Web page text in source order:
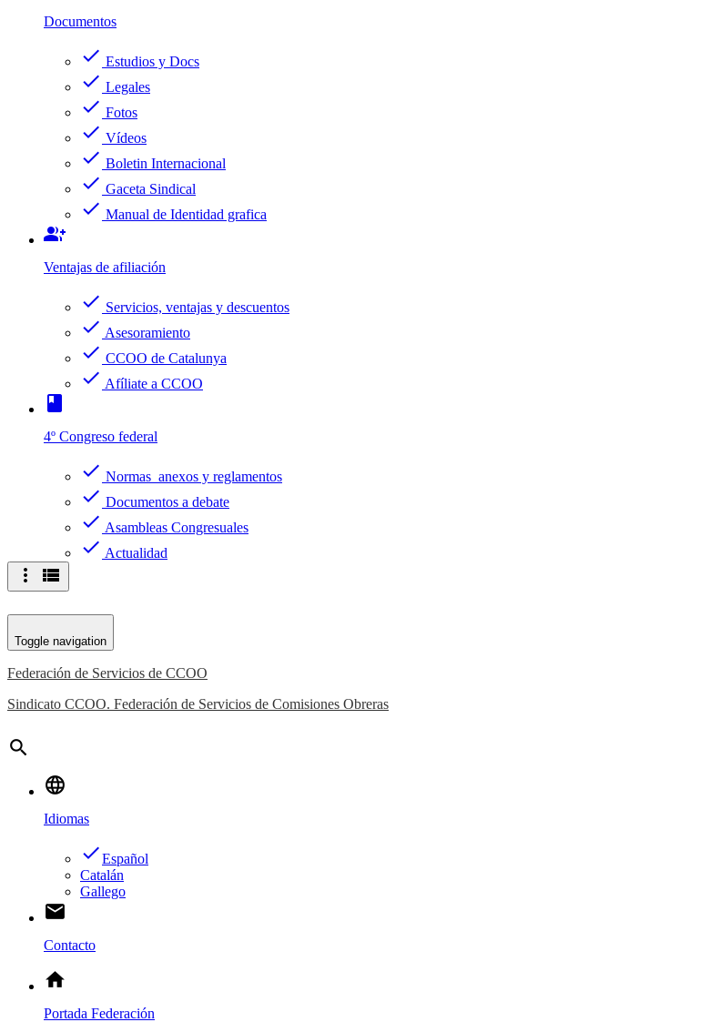
Documentos
check Estudios y Docs
check Legales
check Fotos
check Vídeos
check Boletin Internacional
check Gaceta Sindical
check Manual de Identidad grafica
group_add
Ventajas de afiliación
check Servicios, ventajas y descuentos
check Asesoramiento
check CCOO de Catalunya
check Afíliate a CCOO
book
4º Congreso federal
check Normas anexos y reglamentos
check Documentos a debate
check Asambleas Congresuales
check Actualidad
more_vert view_list
Toggle navigation
Federación de Servicios de CCOO
Sindicato CCOO. Federación de Servicios de Comisiones Obreras
search
language
Idiomas
doneEspañol
Catalán
Gallego
email
Contacto
home
Portada Federación